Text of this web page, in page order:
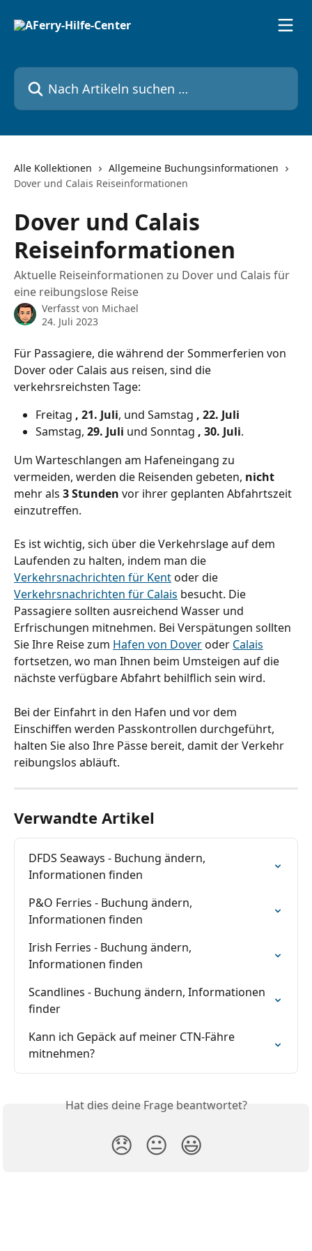
Nach Artikeln suchen …
Alle Kollektionen
Allgemeine Buchungsinformationen
Dover und Calais Reiseinformationen
Dover und Calais
Reiseinformationen
Aktuelle Reiseinformationen zu Dover und Calais für
eine reibungslose Reise
Verfasst von Michael
24. Juli 2023
Für Passagiere, die während der Sommerferien von
Dover oder Calais aus reisen, sind die
verkehrsreichsten Tage:
Freitag , 21. Juli, und Samstag , 22. Juli
Samstag, 29. Juli und Sonntag , 30. Juli.
Um Warteschlangen am Hafeneingang zu
vermeiden, werden die Reisenden gebeten, nicht
mehr als 3 Stunden vor ihrer geplanten Abfahrtszeit
einzutreffen.
Es ist wichtig, sich über die Verkehrslage auf dem
Laufenden zu halten, indem man die
Verkehrsnachrichten für Kent oder die
Verkehrsnachrichten für Calais besucht. Die
Passagiere sollten ausreichend Wasser und
Erfrischungen mitnehmen. Bei Verspätungen sollten
Sie Ihre Reise zum Hafen von Dover oder Calais
fortsetzen, wo man Ihnen beim Umsteigen auf die
nächste verfügbare Abfahrt behilflich sein wird.
Bei der Einfahrt in den Hafen und vor dem
Einschiffen werden Passkontrollen durchgeführt,
halten Sie also Ihre Pässe bereit, damit der Verkehr
reibungslos abläuft.
Verwandte Artikel
DFDS Seaways - Buchung ändern,
Informationen finden
P&O Ferries - Buchung ändern,
Informationen finden
Irish Ferries - Buchung ändern,
Informationen finden
Scandlines - Buchung ändern, Informationen
finder
Kann ich Gepäck auf meiner CTN-Fähre
mitnehmen?
Hat dies deine Frage beantwortet?
😞 😐 😃